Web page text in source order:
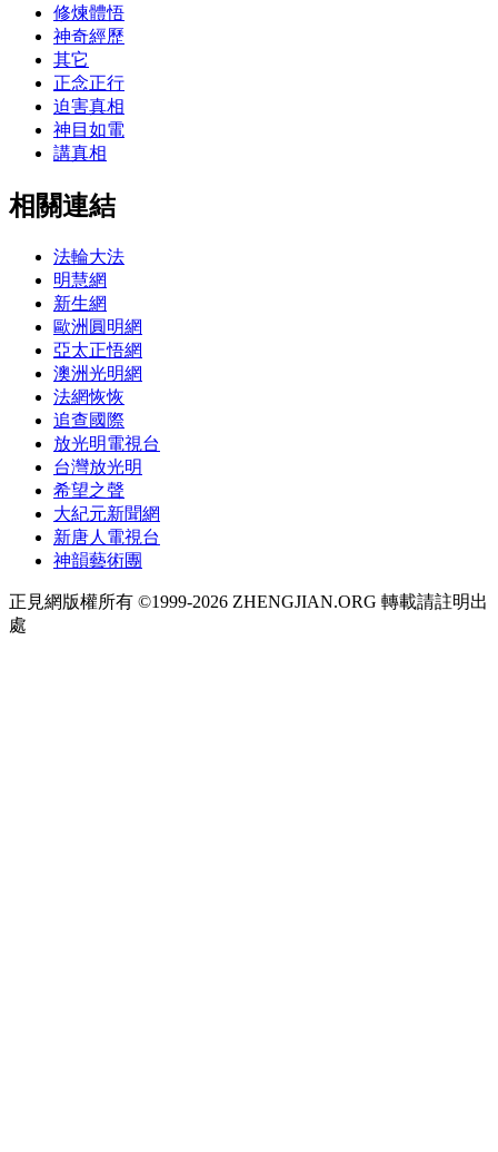
修煉體悟
神奇經歷
其它
正念正行
迫害真相
神目如電
講真相
相關連結
法輪大法
明慧網
新生網
歐洲圓明網
亞太正悟網
澳洲光明網
法網恢恢
追查國際
放光明電視台
台灣放光明
希望之聲
大紀元新聞網
新唐人電視台
神韻藝術團
正見網版權所有 ©1999-2026 ZHENGJIAN.ORG 轉載請註明出
處